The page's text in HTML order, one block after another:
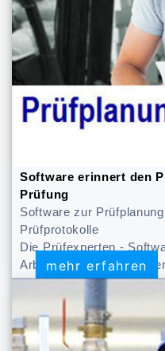
Software erinnert den
Prüfung
Software zur
Prüfprotokolle
Die Prüfexperten -
mehr erfahren
mehr erfahren